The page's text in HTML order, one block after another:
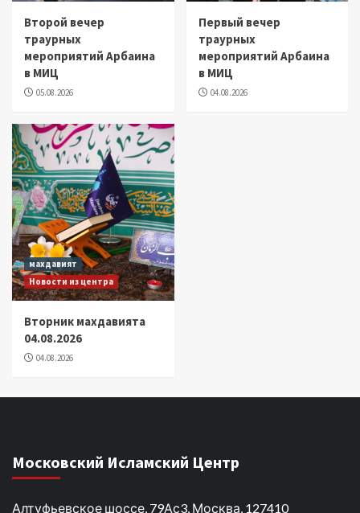
Второй вечер
траурных
мероприятий Арбаина
в МИЦ
05.08.2026
Первый вечер
траурных
мероприятий Арбаина
в МИЦ
04.08.2026
махдавият
Новости из центра
Вторник махдавията
04.08.2026
04.08.2026
Московский Исламский Центр
Алтуфьевское шоссе, 79Ас3, Москва, 127410